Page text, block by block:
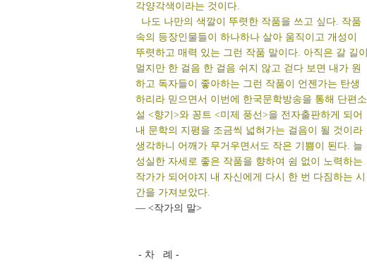
각양각색이라는 것이다.
나도 나만의 색깔이 뚜렷한 작품을 쓰고 싶다. 작품
속의 등장인물들이 하나하나 살아 움직이고 개성이
뚜렷하고 매력 있는 그런 작품 말이다. 아직은 갈 길이
멀지만 한 걸음 한 걸음 쉬지 않고 걷다 보면 내가 원
하고 독자들이 좋아하는 그런 작품이 언젠가는 탄생
하리라 믿으면서 이번에 한국문학방송을 통해 단편소
설 <향기>와 꽁트 <미제 풍선>을 전자출판하게 되어
내 문학의 지평을 조금씩 넓혀가는 걸음이 될 것이라
생각하니 어깨가 무거우면서도 작은 기쁨이 된다. 늘
성실한 자세로 좋은 작품을 향하여 쉼 없이 노력하는
작가가 되어야지 내 자신에게 다시 한 번 다짐하는 시
간을 가져보았다.
― <작가의 말>
- 차 례 -